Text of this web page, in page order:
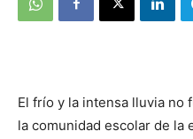
El frío y la intensa lluvia no
la comunidad escolar de la